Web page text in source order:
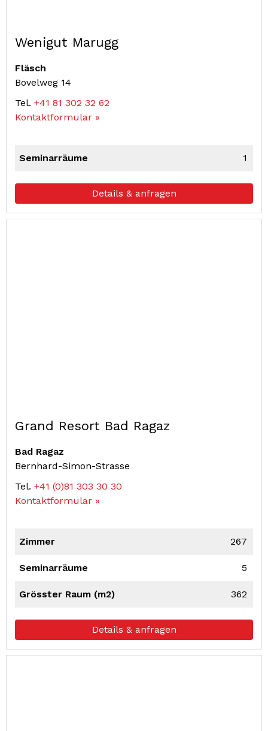
Wenigut Marugg
Fläsch
Bovelweg 14
Tel. +41 81 302 32 62
Kontaktformular »
Seminarräume 1
Details & anfragen
Grand Resort Bad Ragaz
Bad Ragaz
Bernhard-Simon-Strasse
Tel. +41 (0)81 303 30 30
Kontaktformular »
Zimmer 267
Seminarräume 5
Grösster Raum (m2) 362
Details & anfragen